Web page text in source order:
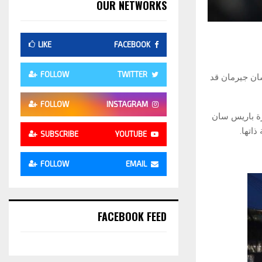
جيرمان قد
المقابل تسعى إدارة باريس سان
OUR NETWORKS
FACEBOOK
LIKE
TWITTER
FOLLOW
INSTAGRAM
FOLLOW
YOUTUBE
SUBSCRIBE
EMAIL
FOLLOW
FACEBOOK FEED